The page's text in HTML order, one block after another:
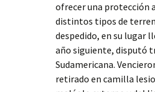
ofrecer una protección
distintos tipos de
despedido, en su lugar
año siguiente, disputó
Sudamericana.
retirado en camilla